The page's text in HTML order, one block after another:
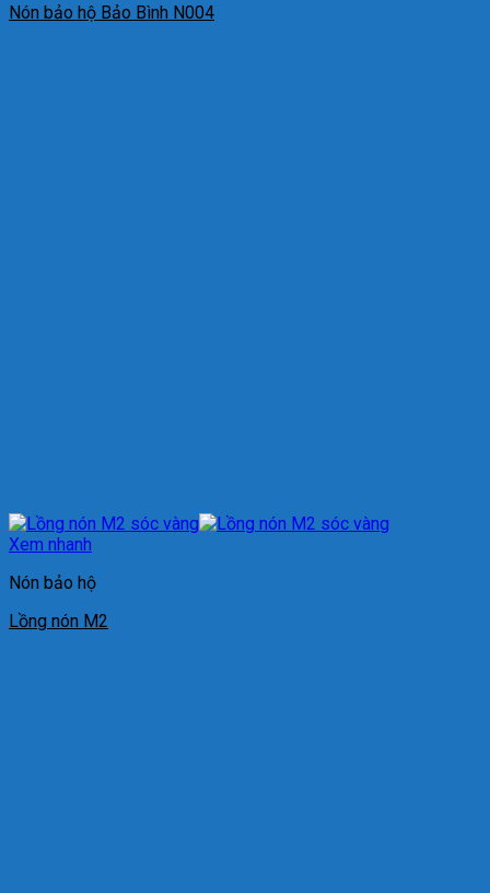
Nón bảo hộ Bảo Bình N004
Xem nhanh
Nón bảo hộ
Lồng nón M2